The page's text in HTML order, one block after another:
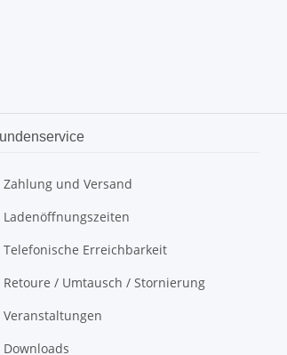
Zahlung und Versand
Ladenöffnungszeiten
Telefonische Erreichbarkeit
Retoure / Umtausch / Stornierung
Veranstaltungen
Downloads